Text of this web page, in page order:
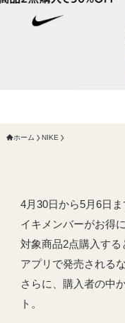
ホーム NIKE
4月30日から5月6日ま
イキメンバーがお得
対象商品2点購入する
アプリで発売される
さらに、購入者の中
ト。